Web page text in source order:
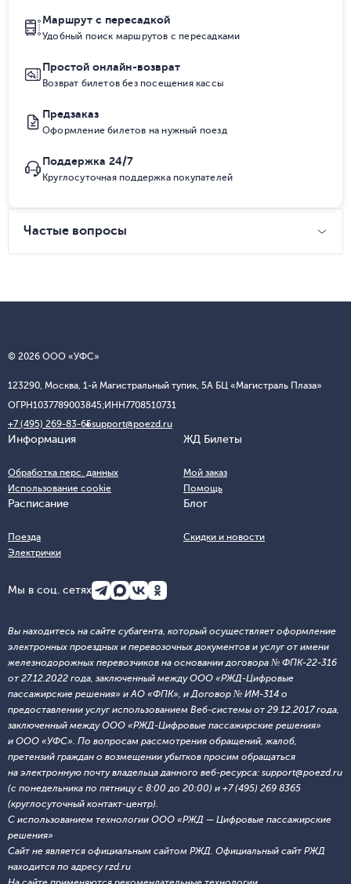
Маршрут с пересадкой
Удобный поиск маршрутов с пересадками
Простой онлайн-возврат
Возврат билетов без посещения кассы
Предзаказ
Оформление билетов на нужный поезд
Поддержка 24/7
Круглосуточная поддержка покупателей
Частые вопросы
© 2026 ООО «УФС»
123290, Москва, 1-й Магистральный тупик, 5А БЦ «Магистраль Плаза»
ОГРН1037789003845;ИНН7708510731
+7 (495) 269-83-65support@poezd.ru
Информация
Обработка перс. данных
Использование cookie
ЖД Билеты
Мой заказ
Помощь
Расписание
Поезда
Электрички
Блог
Скидки и новости
Мы в соц. сетях
Вы находитесь на сайте субагента, который осуществляет оформление
электронных проездных и перевозочных документов и услуг от имени
железнодорожных перевозчиков на основании договора № ФПК-22-316
от 27.12.2022 года, заключенный между ООО «РЖД-Цифровые
пассажирские решения» и АО «ФПК», и Договор № ИМ-314 о
предоставлении услуг использованием Веб-системы от 29.12.2017 года,
заключенный между ООО «РЖД-Цифровые пассажирские решения»
и ООО «УФС». По вопросам рассмотрения обращений, жалоб,
претензий граждан о возмещении убытков просим обращаться
на электронную почту владельца данного веб-ресурса: support@poezd.ru
(с понедельника по пятницу с 8:00 до 20:00) и +7 (495) 269 8365
(круглосуточный контакт-центр).
С использованием технологии ООО «РЖД — Цифровые пассажирские
решения»
Сайт не является официальным сайтом РЖД. Официальный сайт РЖД
находится по адресу rzd.ru